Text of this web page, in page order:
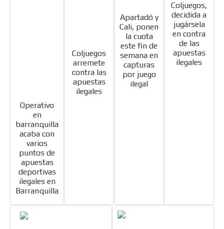
Operativo
en
barranquilla
acaba con
varios
puntos de
apuestas
deportivas
ilegales en
Barranquilla
Coljuegos
arremete
contra las
apuestas
ilegales
Apartadó y
Cali, ponen
la cuota
este fin de
semana en
capturas
por juego
ilegal
Coljuegos,
decidida a
jugársela
en contra
de las
apuestas
ilegales